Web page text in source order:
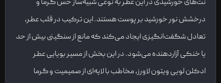
نت‌های خورشیدی در این عطر به نوعی شبیه‌ساز حس گرما و
درخشش نور خورشید بر پوست هستند. این ترکیب در قلب عطر،
تعادل شگفت‌انگیزی ایجاد می‌کند که مانع از سنگینی بیش از حد
یا خنکی آزاردهنده می‌شود. در این بخش از مسیر بویایی عطر
ادکلن لویی ویتون لاورز، مخاطب با لایه‌ای از صمیمیت و گرما